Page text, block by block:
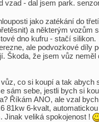
vzad - dal jsem park.
jako zatékání do
a některým vozům
dno kufru - stačí silikon.
ale podvozkové díly
Škoda, že jsem vůz
co si koupí a tak abych
sám sebe, jestli bych si
Říkám ANO, ale vzal
81kw 6-kvalt,
Jinak veliká spokojenost !